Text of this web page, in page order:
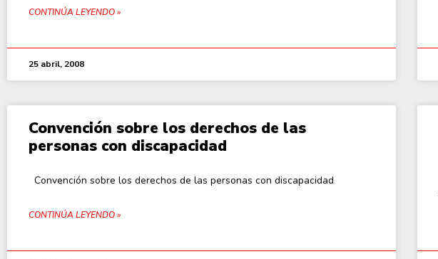
CONTINÚA LEYENDO »
25 abril, 2008
Convención sobre los derechos de las
personas con discapacidad
Convención sobre los derechos de las personas con discapacidad
CONTINÚA LEYENDO »